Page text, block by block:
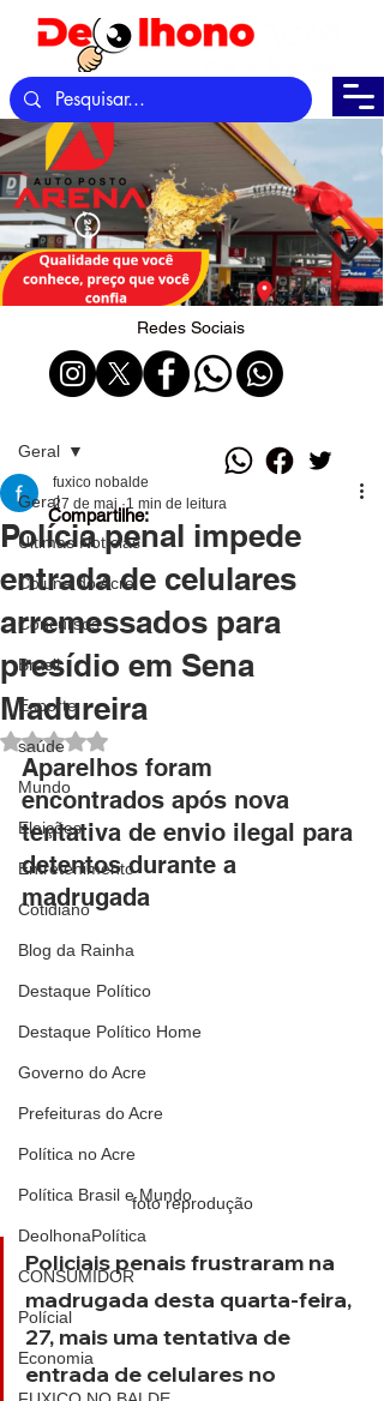
Redes Sociais
Geral
Últimas Notícias
Coluna do Acre
Concursos
Brasil
Esporte
saúde
Mundo
Eleições
Entretenimento
Cotidiano
Blog da Rainha
Destaque Político
Destaque Político Home
Governo do Acre
Prefeituras do Acre
Política no Acre
Política Brasil e Mundo
DeolhonaPolítica
CONSUMIDOR
Polícial
Economia
Geral
Polícia penal impede
entrada de celulares
arremessados para
presídio em Sena
Madureira
fuxico nobalde
27 de mai. 1 min de leitura
Avaliado com NaN de 5 estrelas.
Aparelhos foram
encontrados após nova
tentativa de envio ilegal para
detentos durante a
madrugada
foto reprodução
Policiais penais frustraram na
madrugada desta quarta-feira,
27, mais uma tentativa de
entrada de celulares no
Compartilhe: